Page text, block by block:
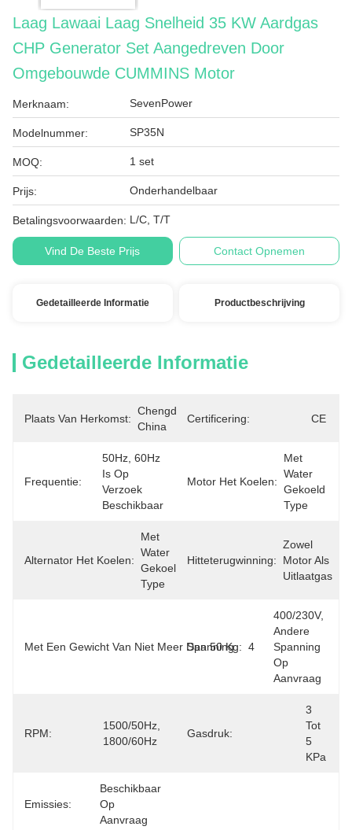
Laag Lawaai Laag Snelheid 35 KW Aardgas
CHP Generator Set Aangedreven Door
Omgebouwde CUMMINS Motor
Merknaam: SevenPower
Modelnummer: SP35N
MOQ: 1 set
Prijs: Onderhandelbaar
Betalingsvoorwaarden: L/C, T/T
Vind De Beste Prijs Contact Opnemen
Gedetailleerde Informatie Productbeschrijving
Gedetailleerde Informatie
Plaats Van Herkomst:
Chengdu,
China
Certificering: CE
Frequentie:
50Hz, 60Hz
Is Op
Verzoek
Beschikbaar
Motor Het Koelen:
Met
Water
Gekoeld
Type
Alternator Het Koelen:
Met
Water
Gekoeld
Type
Hitteterugwinning:
Zowel
Motor Als
Uitlaatgas
Met Een Gewicht Van Niet Meer Dan 50 Kg: 4
Spanning:
400/230V,
Andere
Spanning
Op
Aanvraag
RPM:
1500/50Hz,
1800/60Hz
Gasdruk:
3
Tot
5
KPa
Emissies:
Beschikbaar
Op
Aanvraag